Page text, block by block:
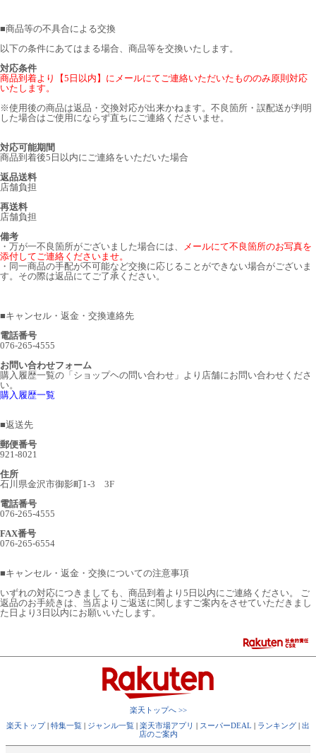
■商品等の不具合による交換
以下の条件にあてはまる場合、商品等を交換いたします。
対応条件
商品到着より【5日以内】にメールにてご連絡いただいたもののみ原則対応
いたします。
※使用後の商品は返品・交換対応が出来かねます。不良箇所・誤配送が判明
した場合はご使用にならず直ちにご連絡くださいませ。
対応可能期間
商品到着後5日以内にご連絡をいただいた場合
返品送料
店舗負担
再送料
店舗負担
備考
・万が一不良箇所がございました場合には、
メールにて不良箇所のお写真を
添付してご連絡くださいませ。
・同一商品の手配が不可能など交換に応じることができない場合がございま
す。その際は返品にてご了承ください。
■キャンセル・返金・交換連絡先
電話番号
076-265-4555
お問い合わせフォーム
購入履歴一覧の「ショップヘの問い合わせ」より店舗にお問い合わせくださ
い。
購入履歴一覧
■返送先
郵便番号
921-8021
住所
石川県金沢市御影町1-3 3F
電話番号
076-265-4555
FAX番号
076-265-6554
■キャンセル・返金・交換についての注意事項
いずれの対応につきましても、商品到着より5日以内にご連絡ください。 ご
返品のお手続きは、当店よりご返送に関しますご案内をさせていただきまし
た日より3日以内にお願いいたします。
楽天トップへ >>
楽天トップ| 特集一覧 | ジャンル一覧 | 楽天市場アプリ | スーパーDEAL | ランキング | 出
店のご案内